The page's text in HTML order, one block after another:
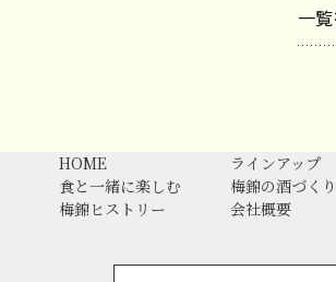
一
HOME
ラインアップ
食と一緒に楽しむ
梅錦の酒づくり
梅錦ヒストリー
会社概要